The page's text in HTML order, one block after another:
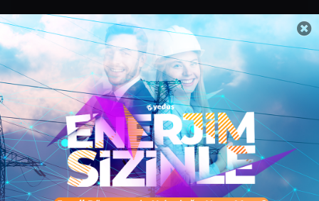
Sertifika Programları
Yetenek Testleri
İşveren